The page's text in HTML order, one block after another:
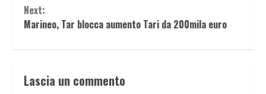
Next:
Marineo, Tar blocca aumento Tari da 200mila euro
Lascia un commento